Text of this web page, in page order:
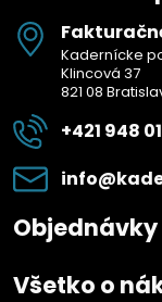
Kadernícke
Klincová 37
821 08
+421 948
Objednávky
Všetko o